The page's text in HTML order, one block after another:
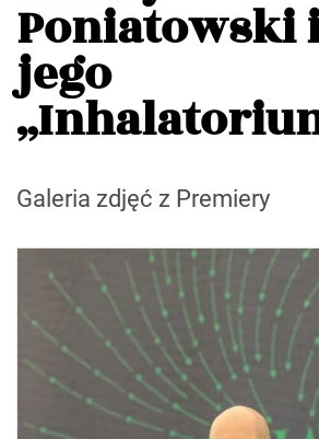
Poniatowski
jego
Galeria zdjęć z Premiery